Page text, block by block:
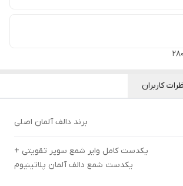
کاربران
برند دالف آلمان اصلی
یکدست کامل وایر شمع سوپر تقویتی +
یکدست شمع دالف آلمان پلاتینیوم